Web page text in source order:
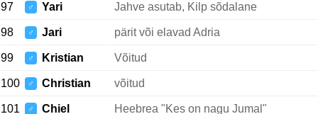
97 ♂ Yari Jahve asutab, Kilp sõdalane
98 ♂ Jari pärit või elavad Adria
99 ♂ Kristian Võitud
100 ♂ Christian võitud
101 ♂ Chiel Heebrea "Kes on nagu Jumal"